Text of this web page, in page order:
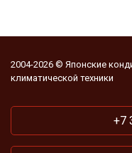
2004-2026 © Японские
климатической техники
+7